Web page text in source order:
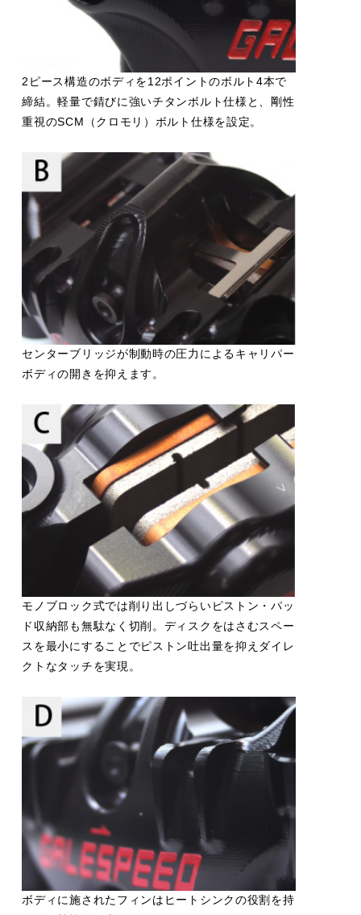
2ピース構造のボディを12ポイントのボルト4本で
締結。軽量で錆びに強いチタンボルト仕様と、剛性
重視のSCM（クロモリ）ボルト仕様を設定。
センターブリッジが制動時の圧力によるキャリパー
ボディの開きを抑えます。
モノブロック式では削り出しづらいピストン・パッ
ド収納部も無駄なく切削。ディスクをはさむスペー
スを最小にすることでピストン吐出量を抑えダイレ
クトなタッチを実現。
ボディに施されたフィンはヒートシンクの役割を持